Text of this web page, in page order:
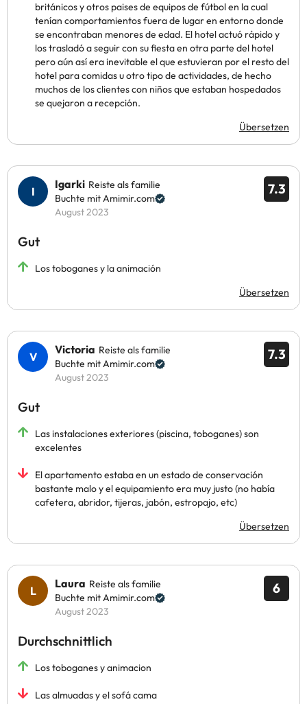
británicos y otros paises de equipos de fútbol en la cual
tenían comportamientos fuera de lugar en entorno donde
se encontraban menores de edad. El hotel actuó rápido y
los trasladó a seguir con su fiesta en otra parte del hotel
pero aún así era inevitable el que estuvieran por el resto del
hotel para comidas u otro tipo de actividades, de hecho
muchos de los clientes con niños que estaban hospedados
se quejaron a recepción.
Übersetzen
7.3
Igarki Reiste als familie
Buchte mit Amimir.com
August 2023
Gut
Los toboganes y la animación
Übersetzen
7.3
Victoria Reiste als familie
Buchte mit Amimir.com
August 2023
Gut
Las instalaciones exteriores (piscina, toboganes) son
excelentes
El apartamento estaba en un estado de conservación
bastante malo y el equipamiento era muy justo (no había
cafetera, abridor, tijeras, jabón, estropajo, etc)
Übersetzen
6
Laura Reiste als familie
Buchte mit Amimir.com
August 2023
Durchschnittlich
Los toboganes y animacion
Las almuadas y el sofá cama